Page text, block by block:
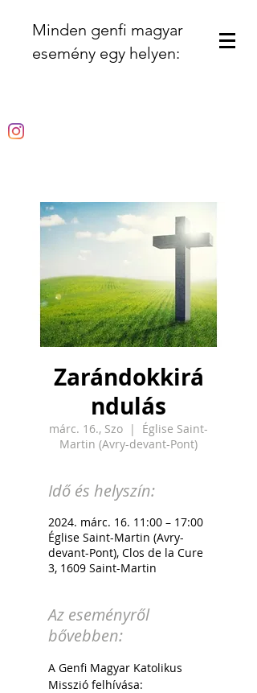
Minden genfi magyar
esemény egy helyen:
Zarándokkirá
ndulás
márc. 16., Szo
  |
Église Saint-
Martin (Avry-devant-Pont)
Idő és helyszín:
2024. márc. 16. 11:00 – 17:00
Église Saint-Martin (Avry-
devant-Pont), Clos de la Cure
3, 1609 Saint-Martin
Az eseményről
bővebben:
A Genfi Magyar Katolikus
Misszió felhívása: